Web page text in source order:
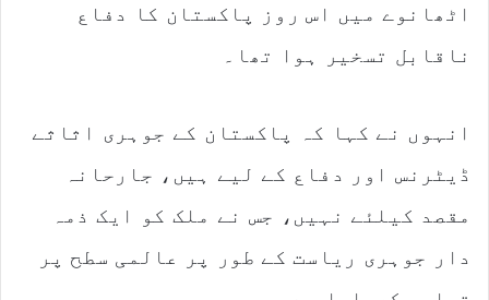
اٹھانوے میں اس روز پاکستان کا دفاع
ناقابل تسخیر ہوا تھا۔
انہوں نے کہا کہ پاکستان کے جوہری اثاثے
ڈیٹرنس اور دفاع کے لیے ہیں، جارحانہ
مقصد کیلئے نہیں، جس نے ملک کو ایک ذمہ
دار جوہری ریاست کے طور پر عالمی سطح پر